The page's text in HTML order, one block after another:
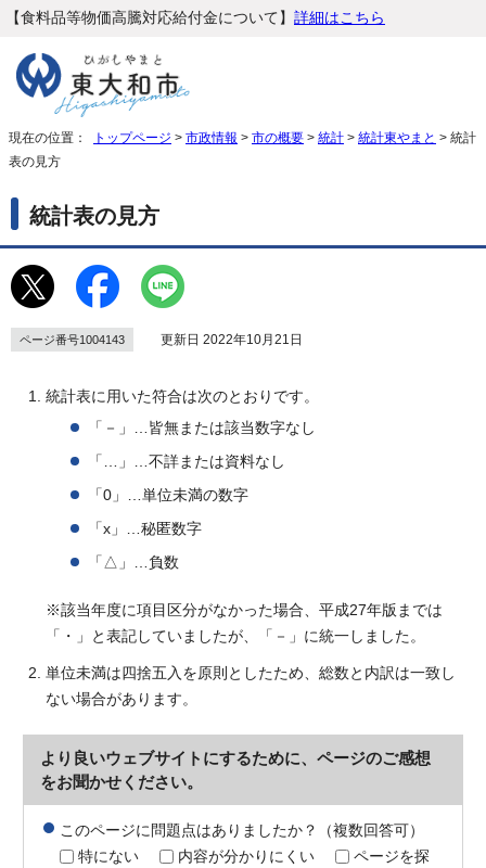
【食料品等物価高騰対応給付金について】 詳細はこちら
現在の位置： トップページ > 市政情報 > 市の概要 > 統計 > 統計東やまと > 統計
表の見方
統計表の見方
ページ番号1004143 更新日 2022年10月21日
統計表に用いた符合は次のとおりです。
「－」…皆無または該当数字なし
「…」…不詳または資料なし
「0」…単位未満の数字
「x」…秘匿数字
「△」…負数
※該当年度に項目区分がなかった場合、平成27年版までは
「・」と表記していましたが、「－」に統一しました。
単位未満は四捨五入を原則としたため、総数と内訳は一致し
ない場合があります。
より良いウェブサイトにするために、ページのご感想
をお聞かせください。
このページに問題点はありましたか？（複数回答可）
特にない
内容が分かりにくい
ページを探